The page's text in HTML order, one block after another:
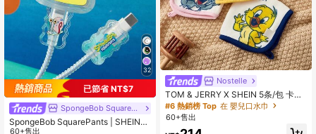
32
已節省 NT$7
SpongeBob SquarePants
SpongeBob SquarePants | SHEIN
数据线保护套，兼容充电器，卡通图
60+售出
Nostelle
TOM & JERRY X SHEIN 5条/包 卡通
图案 柔软舒适的三角巾围兜，多色多
用途拍嗝巾
#6 熱銷榜 Top 在 嬰兒口水巾
60+售出